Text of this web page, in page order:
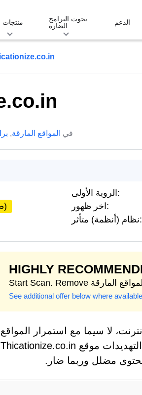
منتجات
بحوث البرامج
الضارة
الدعم
في المواقع المارقة,
20 % (طبيعي)
الروية الأولى:
اخر ظهور:
نظام (أنظمة) متأثر:
HIGHLY
See additional offer below where
لا سيما مع استمرار المواقع
مضلل وربما ضار.